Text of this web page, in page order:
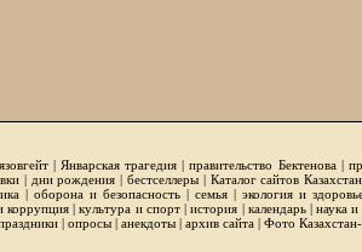
| Январская трагедия |правительство Бектенова|
| дни рождения | бестселлеры| Каталог сайтов
| оборона и безопасность | семья | экология и
коррупция|культура и спорт|история | календарь|наука
| опросы | анекдоты | архив сайта | Фото